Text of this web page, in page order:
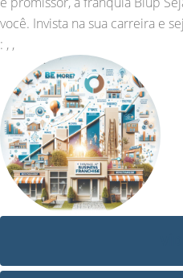
você. Invista na sua carreira e
: , ,